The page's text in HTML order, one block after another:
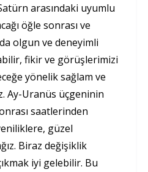
arasındaki uyumlu
öğle sonrası ve
olgun ve deneyimli
fikir ve görüşlerimizi
yönelik sağlam ve
Ay-Uranüs üçgeninin
saatlerinden
güzel
Biraz değişiklik
iyi gelebilir. Bu